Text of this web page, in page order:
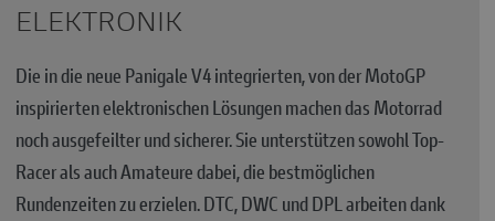
ELEKTRONIK
Die in die neue Panigale V4 integrierten, von der MotoGP
inspirierten elektronischen Lösungen machen das Motorrad
noch ausgefeilter und sicherer. Sie unterstützen sowohl Top-
Racer als auch Amateure dabei, die bestmöglichen
Rundenzeiten zu erzielen. DTC, DWC und DPL arbeiten dank